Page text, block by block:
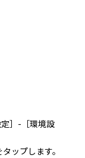
］-［環境設
ップします。